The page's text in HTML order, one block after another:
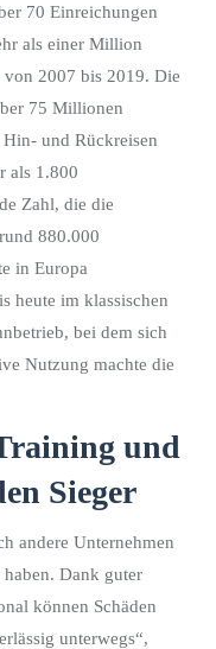
70 Einreichungen
als einer Million
2007 bis 2019. Die
75 Millionen
und Rückreisen
als 1.800
Zahl, die die
880.000
in Europa
heute im klassischen
bei dem sich
Nutzung machte die
und
Sieger
andere Unternehmen
Dank guter
können Schäden
unterwegs“,